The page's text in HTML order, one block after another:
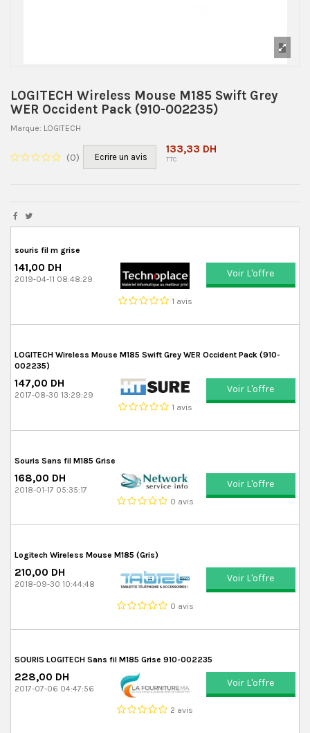
LOGITECH Wireless Mouse M185 Swift Grey
WER Occident Pack (910-002235)
Marque: LOGITECH
(0) Ecrire un avis
133,33 DH
TTC
souris fil m grise
141,00 DH
2019-04-11 08:48:29
1 avis
Voir L'offre
LOGITECH Wireless Mouse M185 Swift Grey WER Occident Pack (910-
002235)
147,00 DH
2017-08-30 13:29:29
1 avis
Voir L'offre
Souris Sans fil M185 Grise
168,00 DH
2018-01-17 05:35:17
0 avis
Voir L'offre
Logitech Wireless Mouse M185 (Gris)
210,00 DH
2018-09-30 10:44:48
0 avis
Voir L'offre
SOURIS LOGITECH Sans fil M185 Grise 910-002235
228,00 DH
2017-07-06 04:47:56
2 avis
Voir L'offre